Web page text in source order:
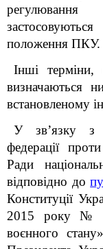
положення ПКУ.
Інші
визначаються
встановленому
У зв’язку з
федерації
Ради
відповідно до
Конституції
2015 року №
воєнного стану